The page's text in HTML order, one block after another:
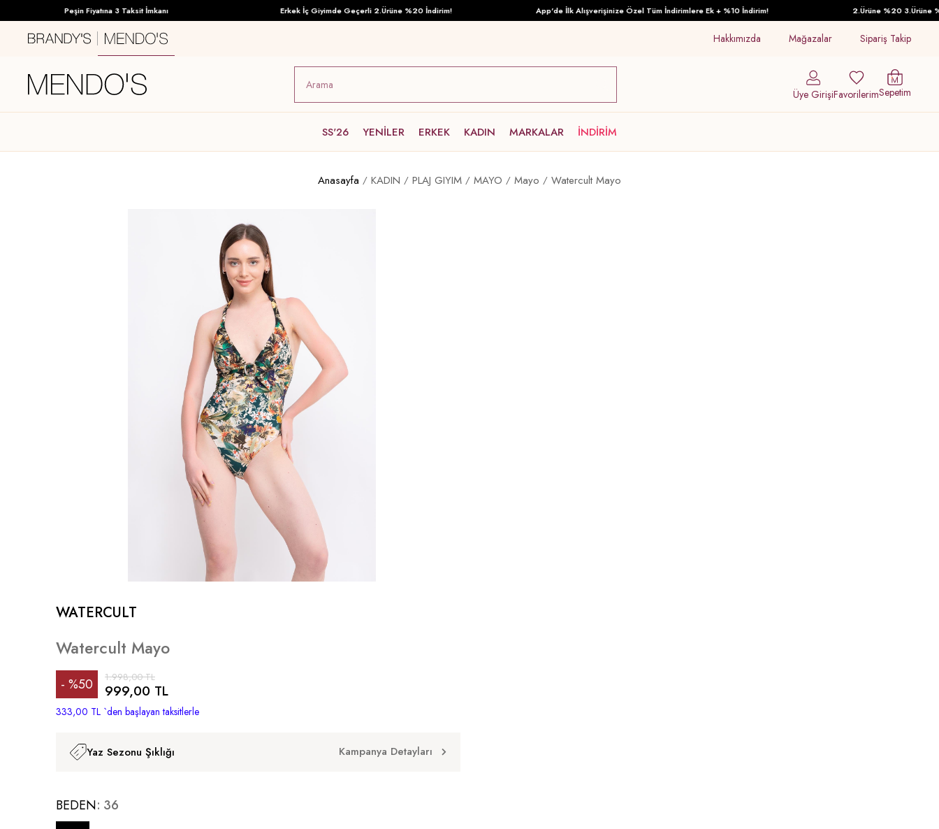
Peşin Fiyatına 3 Taksit İmkanı Erkek İç Giyimde Geçerli 2.Ürüne %20 İndirim! App'de İlk Alışverişinize Özel Tüm İndirimlere Ek + %10 İndirim! 2.Ürüne %20 3.Ürüne %30
Hakkımızda Mağazalar Sipariş Takip
Üye GirişiFavorilerimSepetim
SS'26 YENİLER ERKEK KADIN MARKALAR İNDİRİM
Anasayfa KADIN PLAJ GIYIM MAYO Mayo Watercult Mayo
WATERCULT
Watercult Mayo
%50
İndirim
1.998,00 TL
999,00 TL
333,00 TL `den başlayan taksitlerle
Yaz Sezonu Şıklığı Kampanya Detayları
BEDEN 36